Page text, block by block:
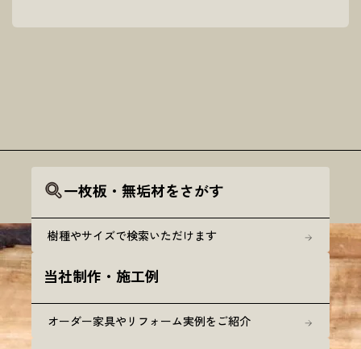
一枚板・無垢材をさがす
樹種やサイズで検索いただけます
当社制作・施工例
オーダー家具やリフォーム実例をご紹介